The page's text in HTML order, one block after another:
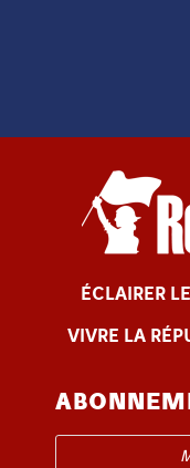
ÉCLAIRER
VIVRE LA